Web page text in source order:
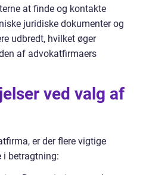
at finde og kontakte
juridiske dokumenter og
udbredt, hvilket øger
af advokatfirmaers
ved valg af
er der flere vigtige
i betragtning: